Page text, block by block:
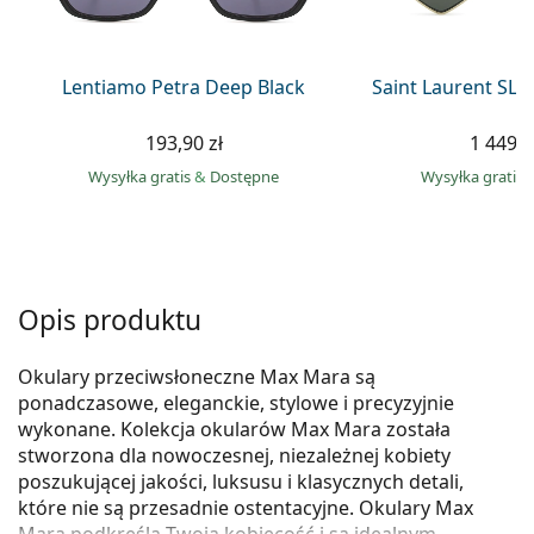
Precision
Lentiamo Petra Deep Black
193,90 zł
Wysyłka gratis& Dostępne
Saint Laurent SL
1
Wysyłka gratis
Opis produktu
Okulary przeciwsłoneczne Max Mara są
ponadczasowe, eleganckie, stylowe i precyzyjnie
wykonane. Kolekcja okularów Max Mara została
stworzona dla nowoczesnej, niezależnej kobiety
poszukującej jakości, luksusu i klasycznych detali,
które nie są przesadnie ostentacyjne. Okulary Max